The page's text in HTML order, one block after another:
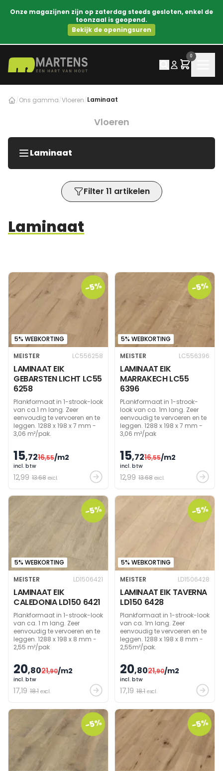
Onze magazijnen zijn op zaterdag steeds gesloten, enkel de
toonzaal is geopend.
Bekijk de openingsuren
0
/Ons gamma/Vloeren/Laminaat
Vloeren
Laminaat
Filter 11 artikelen
Laminaat
-5%
5% WEBKORTING
MEISTER
LC556258
LAMINAAT EIK
GEBARSTEN LICHT LC55
6258
Plankformaat in 1-strook-look
van ca.1 m lang. Zeer
eenvoudig te vervoeren en te
leggen. 1288 x 198 x 7 mm -
3,06 m²/pak.
15,7216,55/m2
incl. btw
12,99 13.68 excl.
-5%
5% WEBKORTING
MEISTER
LC556396
LAMINAAT EIK
MARRAKECH LC55
6396
PLankformaat in 1-strook-
look van ca. 1m lang. Zeer
eenvoudig te vervoeren en te
leggen. 1288 x 198 x 7 mm -
3,06 m²/pak
15,7216,55/m2
incl. btw
12,99 13.68 excl.
-5%
5% WEBKORTING
MEISTER
LD1506421
LAMINAAT EIK
CALEDONIA LD150 6421
Plankformaat in 1-strook-look
van ca. 1 m lang. Zeer
eenvoudig te vervoeren en te
leggen. 1288 x 198 x 8 mm -
2,55 m²/pak
20,8021,90/m2
incl. btw
17,19 18.1 excl.
-5%
5% WEBKORTING
MEISTER
LD1506428
LAMINAAT EIK TAVERNA
LD150 6428
Plankformaat in 1-strook-look
van ca. 1m lang. Zeer
eenvoudig te vervoeren en te
leggen. 1288 x 198 x 8 mm -
2,55m²/pak.
20,8021,90/m2
incl. btw
17,19 18.1 excl.
-5% -5%